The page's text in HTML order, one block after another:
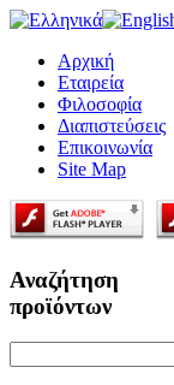
Αρχική
Εταιρεία
Φιλοσοφία
Διαπιστεύσεις
Επικοινωνία
Site Map
Αναζήτηση
προϊόντων